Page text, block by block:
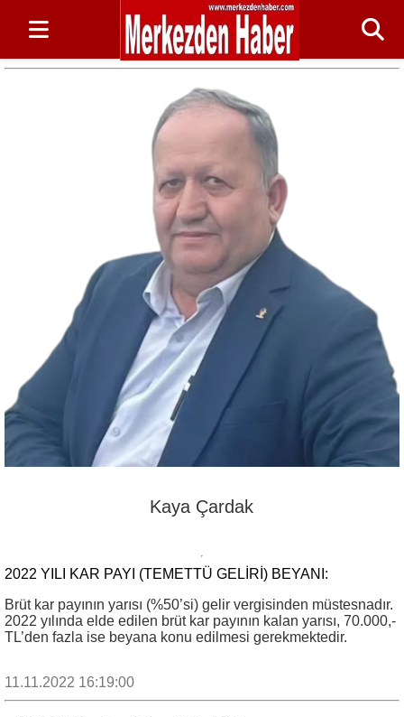
Kaya Çardak
2022 YILI KAR PAYI (TEMETTÜ GELIRI) BEYANI:
Brüt kar payının yarısı (%50’si) gelir vergisinden müstesnadır.
2022 yılında elde edilen brüt kar payının kalan yarısı, 70.000,-
TL’den fazla ise beyana konu edilmesi gerekmektedir.
11.11.2022 16:19:00